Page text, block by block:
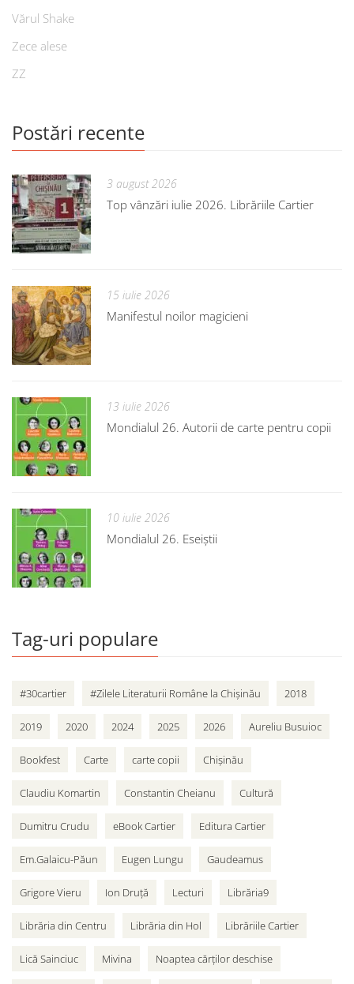
Vărul Shake
Zece alese
ZZ
Postări recente
3 august 2026
Top vânzări iulie 2026. Librăriile Cartier
15 iulie 2026
Manifestul noilor magicieni
13 iulie 2026
Mondialul 26. Autorii de carte pentru copii
10 iulie 2026
Mondialul 26. Eseiștii
Tag-uri populare
#30cartier #Zilele Literaturii Române la Chișinău 2018
2019 2020 2024 2025 2026 Aureliu Busuioc
Bookfest Carte carte copii Chișinău
Claudiu Komartin Constantin Cheianu Cultură
Dumitru Crudu eBook Cartier Editura Cartier
Em.Galaicu-Păun Eugen Lungu Gaudeamus
Grigore Vieru Ion Druță Lecturi Librăria9
Librăria din Centru Librăria din Hol Librăriile Cartier
Lică Sainciuc Mivina Noaptea cărților deschise